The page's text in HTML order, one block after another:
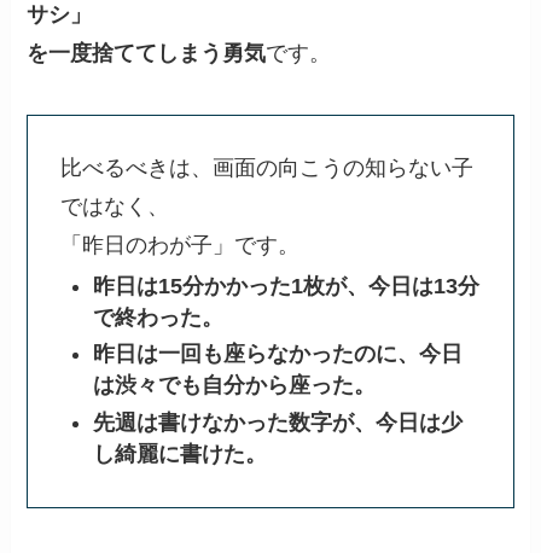
サシ」
を一度捨ててしまう勇気です。
比べるべきは、画面の向こうの知らない子
ではなく、
「昨日のわが子」です。
昨日は15分かかった1枚が、今日は13分
で終わった。
昨日は一回も座らなかったのに、今日
は渋々でも自分から座った。
先週は書けなかった数字が、今日は少
し綺麗に書けた。